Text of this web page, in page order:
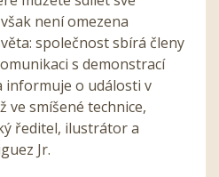
není omezena
společnost sbírá členy
s demonstrací
o události v
ve smíšené technice,
ředitel, ilustrátor a
Jr.